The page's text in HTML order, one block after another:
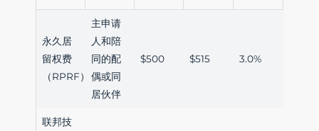
永久居
留权费
（RPRF）
主申请
人和陪
同的配
偶或同
居伙伴
$500 $515 3.0%
联邦技